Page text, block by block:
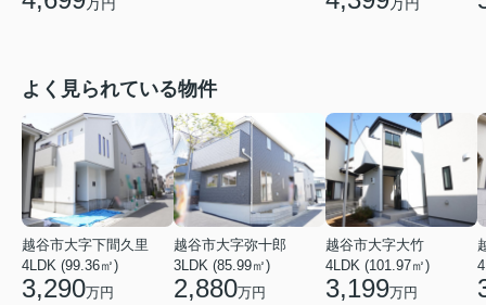
よく見られている物件
越谷市大字下間久里
4LDK (99.36㎡)
3,290万円
越谷市大字弥十郎
3LDK (85.99㎡)
2,880万円
越谷市大字大竹
4LDK (101.97㎡)
3,199万円